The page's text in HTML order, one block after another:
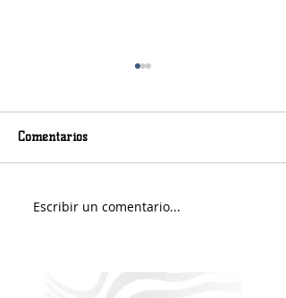
Comentarios
Escribir un comentario...